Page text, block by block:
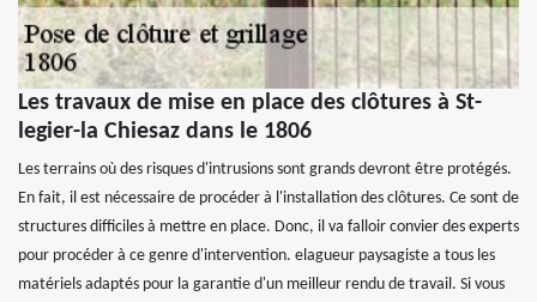
Les travaux de mise en place des clôtures à St-
legier-la Chiesaz dans le 1806
Les terrains où des risques d'intrusions sont grands devront être protégés.
En fait, il est nécessaire de procéder à l'installation des clôtures. Ce sont de
structures difficiles à mettre en place. Donc, il va falloir convier des experts
pour procéder à ce genre d'intervention. elagueur paysagiste a tous les
matériels adaptés pour la garantie d'un meilleur rendu de travail. Si vous